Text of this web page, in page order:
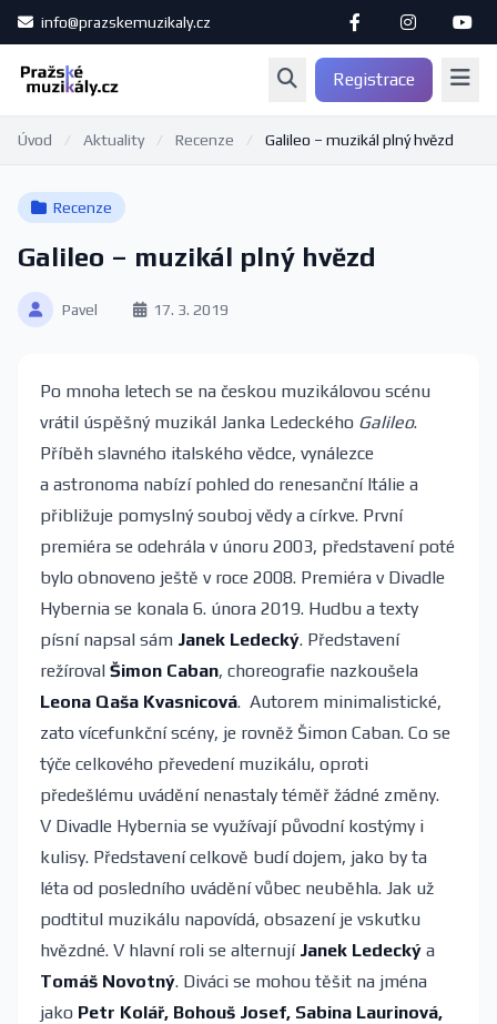
info@prazskemuzikaly.cz
Registrace
Úvod / Aktuality / Recenze / Galileo – muzikál plný hvězd
Recenze
Galileo – muzikál plný hvězd
Pavel 17. 3. 2019
Po mnoha letech se na českou muzikálovou scénu
vrátil úspěšný muzikál Janka Ledeckého Galileo.
Příběh slavného italského vědce, vynálezce
a astronoma nabízí pohled do renesanční Itálie a
přibližuje pomyslný souboj vědy a církve. První
premiéra se odehrála v únoru 2003, představení poté
bylo obnoveno ještě v roce 2008. Premiéra v Divadle
Hybernia se konala 6. února 2019. Hudbu a texty
písní napsal sám Janek Ledecký. Představení
režíroval Šimon Caban, choreografie nazkoušela
Leona Qaša Kvasnicová. Autorem minimalistické,
zato vícefunkční scény, je rovněž Šimon Caban. Co se
týče celkového převedení muzikálu, oproti
předešlému uvádění nenastaly téměř žádné změny.
V Divadle Hybernia se využívají původní kostýmy i
kulisy. Představení celkově budí dojem, jako by ta
léta od posledního uvádění vůbec neuběhla. Jak už
podtitul muzikálu napovídá, obsazení je vskutku
hvězdné. V hlavní roli se alternují Janek Ledecký a
Tomáš Novotný. Diváci se mohou těšit na jména
jako Petr Kolář, Bohouš Josef, Sabina Laurinová,